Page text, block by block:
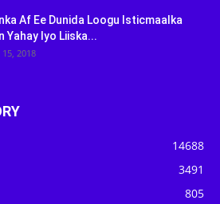
Af Ee Dunida Loogu Isticmaalka
Yahay Iyo Liiska...
2018
14688
3491
805